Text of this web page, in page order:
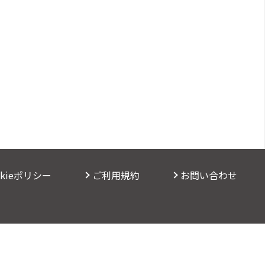
ポリシー ご利用規約 お問い合わせ